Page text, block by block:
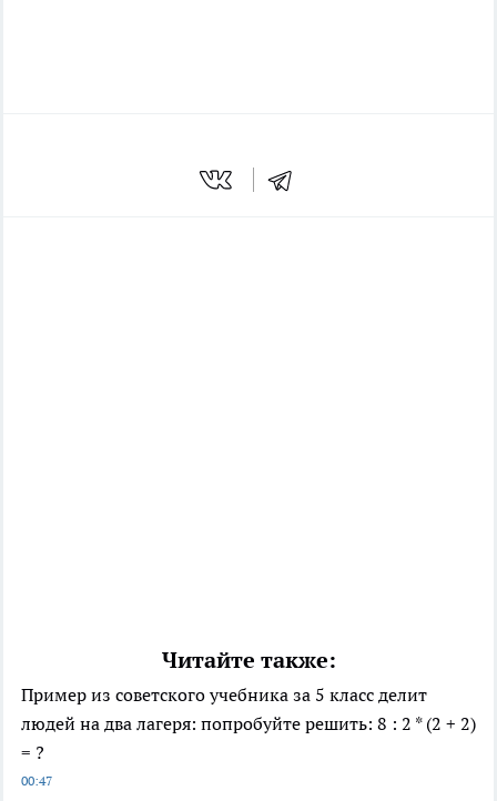
Читайте также:
Пример из советского учебника за 5 класс делит
людей на два лагеря: попробуйте решить: 8 : 2 * (2 + 2)
= ?
00:47